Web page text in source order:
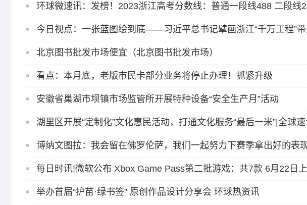
环球微速讯：发榜！2023浙江高考分数线：普通一段线488 二段线
北京图书批发市场便宜（北京图书批发市场）
看点：本月底，老版市民卡部分业务将停止办理！抓紧升级
安徽省巢湖市坝镇市场监管所开展特种设备“安全生产月”活动
湖里区开展“定制化”文化惠民活动，打通文化服务“最后一米”|全球
博纳文图拉：我会留在佛罗伦萨，我们一起努力下赛季拿出好的表
每日时讯!微软公布 Xbox Game Pass第二批游戏：共7款 6月22日
举办首届“护苗·绿书签” 原创作品设计分享会 环球热资讯